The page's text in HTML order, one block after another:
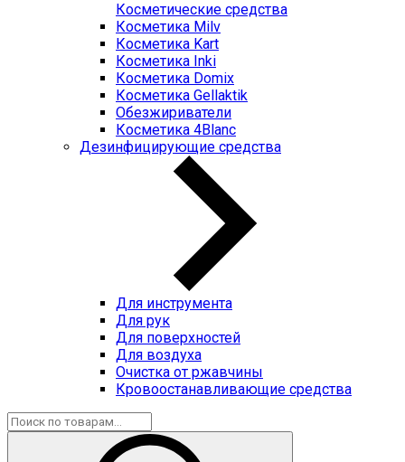
Косметические средства
Косметика Milv
Косметика Kart
Косметика Inki
Косметика Domix
Косметика Gellaktik
Обезжириватели
Косметика 4Blanc
Дезинфицирующие средства
Для инструмента
Для рук
Для поверхностей
Для воздуха
Очистка от ржавчины
Кровоостанавливающие средства